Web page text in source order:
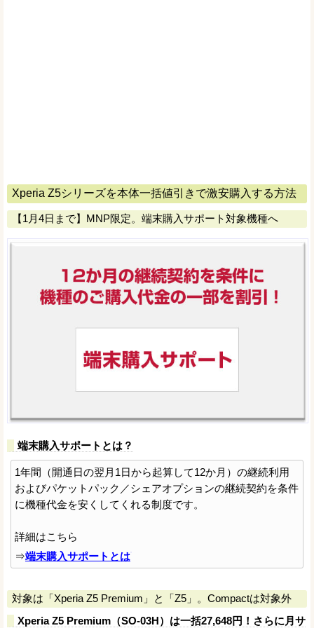
Xperia Z5シリーズを本体一括値引きで激安購入する方法
【1月4日まで】MNP限定。端末購入サポート対象機種へ
端末購入サポートとは？
1年間（開通日の翌月1日から起算して12か月）の継続利用
およびパケットパック／シェアオプションの継続契約を条件
に機種代金を安くしてくれる制度です。
詳細はこちら
⇒端末購入サポートとは
対象は「Xperia Z5 Premium」と「Z5」。Compactは対象外
Xperia Z5 Premium（SO-03H）は一括27,648円！さらに月サ